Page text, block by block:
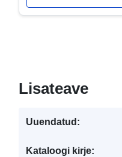
Lisateave
Uuendatud:
Kataloogi kirje: